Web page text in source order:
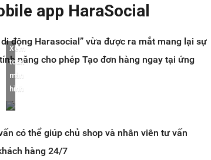
app HaraSocial
động Harasocial” vừa được ra mắt mang lại sự
năng cho phép Tạo đơn hàng ngay tại ứng
Xem
toàn
màn
hình
có thể giúp chủ shop và nhân viên tư vấn
hàng 24/7